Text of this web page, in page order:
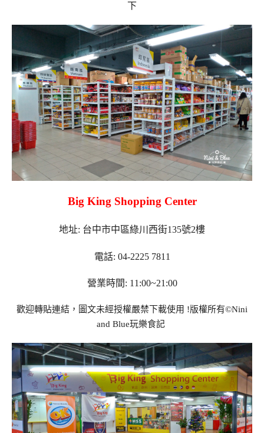
下
Big King Shopping Center
地址: 台中市中區綠川西街135號2樓
電話: 04-2225 7811
營業時間: 11:00~21:00
歡迎轉貼連結，圖文未經授權嚴禁下載使用 !版權所有©Nini
and Blue玩樂食記